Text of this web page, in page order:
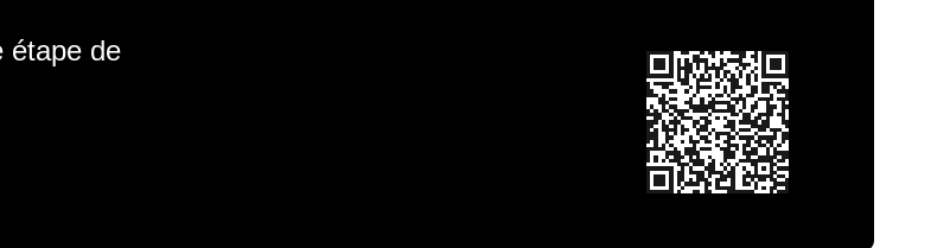
étape de